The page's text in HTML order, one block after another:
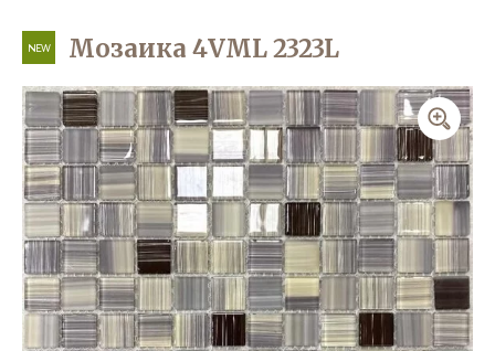
NEW Мозаика 4VML 2323L